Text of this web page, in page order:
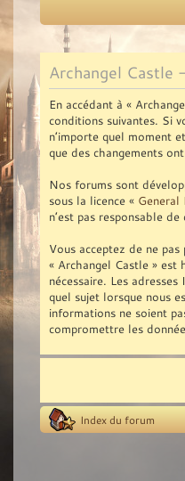
Archangel Castle
En accédant à «
conditions suivantes. Si
n’importe quel moment
que des changements
Nos forums sont
sous la licence « General
n’est pas responsable
Vous acceptez de ne
« Archangel Castle » est
nécessaire. Les
quel sujet lorsque nous
informations ne soient
compromettre les
Index du forum